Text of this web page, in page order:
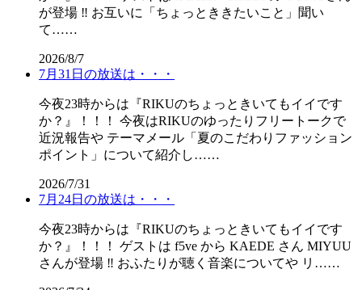
が登場 ‼️ お互いに「ちょっとききたいこと」聞い
て……
2026/8/7
7月31日の放送は・・・
今夜23時からは『RIKUのちょっときいてもイイです
か？』！！！ 今夜はRIKUのゆったりフリートークで
近況報告や テーマメール「夏のこだわりファッション
ポイント」について紹介し……
2026/7/31
7月24日の放送は・・・
今夜23時からは『RIKUのちょっときいてもイイです
か？』！！！ ゲストは f5ve から KAEDE さん MIYUU
さんが登場 ‼️ おふたりが聴く音楽についてや リ……